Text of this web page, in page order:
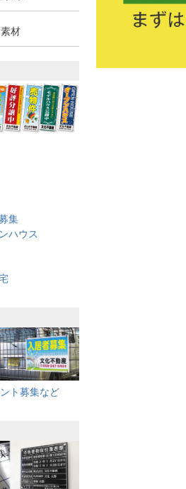
材
集
ハウス
ト募集など